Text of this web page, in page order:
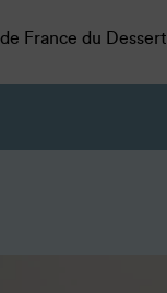
France du Dessert